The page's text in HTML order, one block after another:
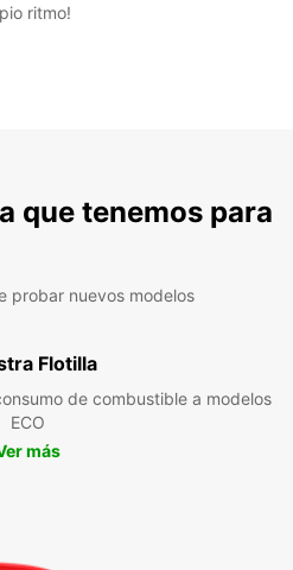
ritmo!
que tenemos para
probar nuevos modelos
Flotilla
de combustible a modelos
ECO
más